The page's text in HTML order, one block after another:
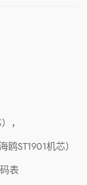
，
ST1901机芯）
表